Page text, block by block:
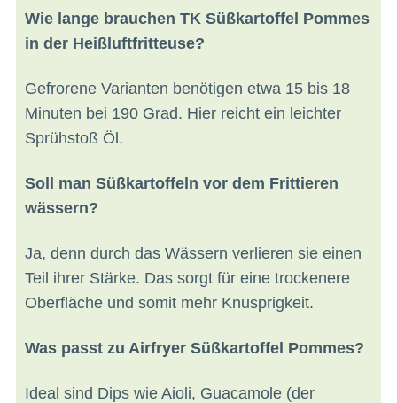
Wie lange brauchen TK Süßkartoffel Pommes
in der Heißluftfritteuse?
Gefrorene Varianten benötigen etwa 15 bis 18
Minuten bei 190 Grad. Hier reicht ein leichter
Sprühstoß Öl.
Soll man Süßkartoffeln vor dem Frittieren
wässern?
Ja, denn durch das Wässern verlieren sie einen
Teil ihrer Stärke. Das sorgt für eine trockenere
Oberfläche und somit mehr Knusprigkeit.
Was passt zu Airfryer Süßkartoffel Pommes?
Ideal sind Dips wie Aioli, Guacamole (der